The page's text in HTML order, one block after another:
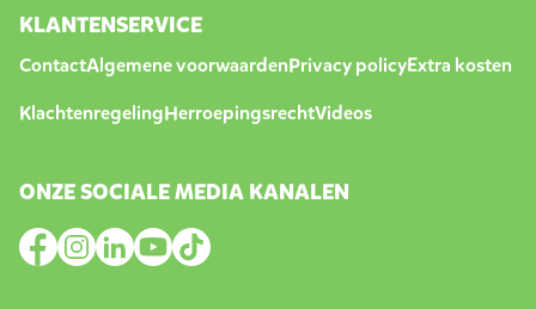
KLANTENSERVICE
ContactAlgemene voorwaardenPrivacy policyExtra kosten
KlachtenregelingHerroepingsrechtVideos
ONZE SOCIALE MEDIA KANALEN